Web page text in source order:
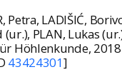
Petra, LADIŠIĆ,
(ur.), PLAN, Lukas
Höhlenkunde,
43424301]